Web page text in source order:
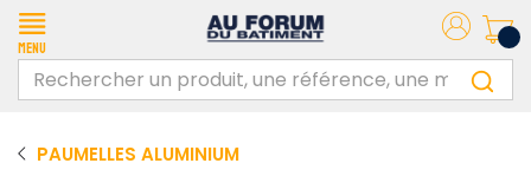
Menu
PAUMELLES ALUMINIUM